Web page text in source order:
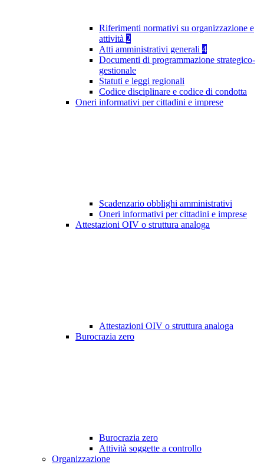
Riferimenti normativi su organizzazione e
attività 2
Atti amministrativi generali 4
Documenti di programmazione strategico-
gestionale
Statuti e leggi regionali
Codice disciplinare e codice di condotta
Oneri informativi per cittadini e imprese
Scadenzario obblighi amministrativi
Oneri informativi per cittadini e imprese
Attestazioni OIV o struttura analoga
Attestazioni OIV o struttura analoga
Burocrazia zero
Burocrazia zero
Attività soggette a controllo
Organizzazione